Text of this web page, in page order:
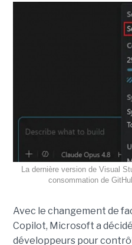
La dernière version de Visual
consommation de
Avec le changement de
Copilot, Microsoft a
développeurs pour